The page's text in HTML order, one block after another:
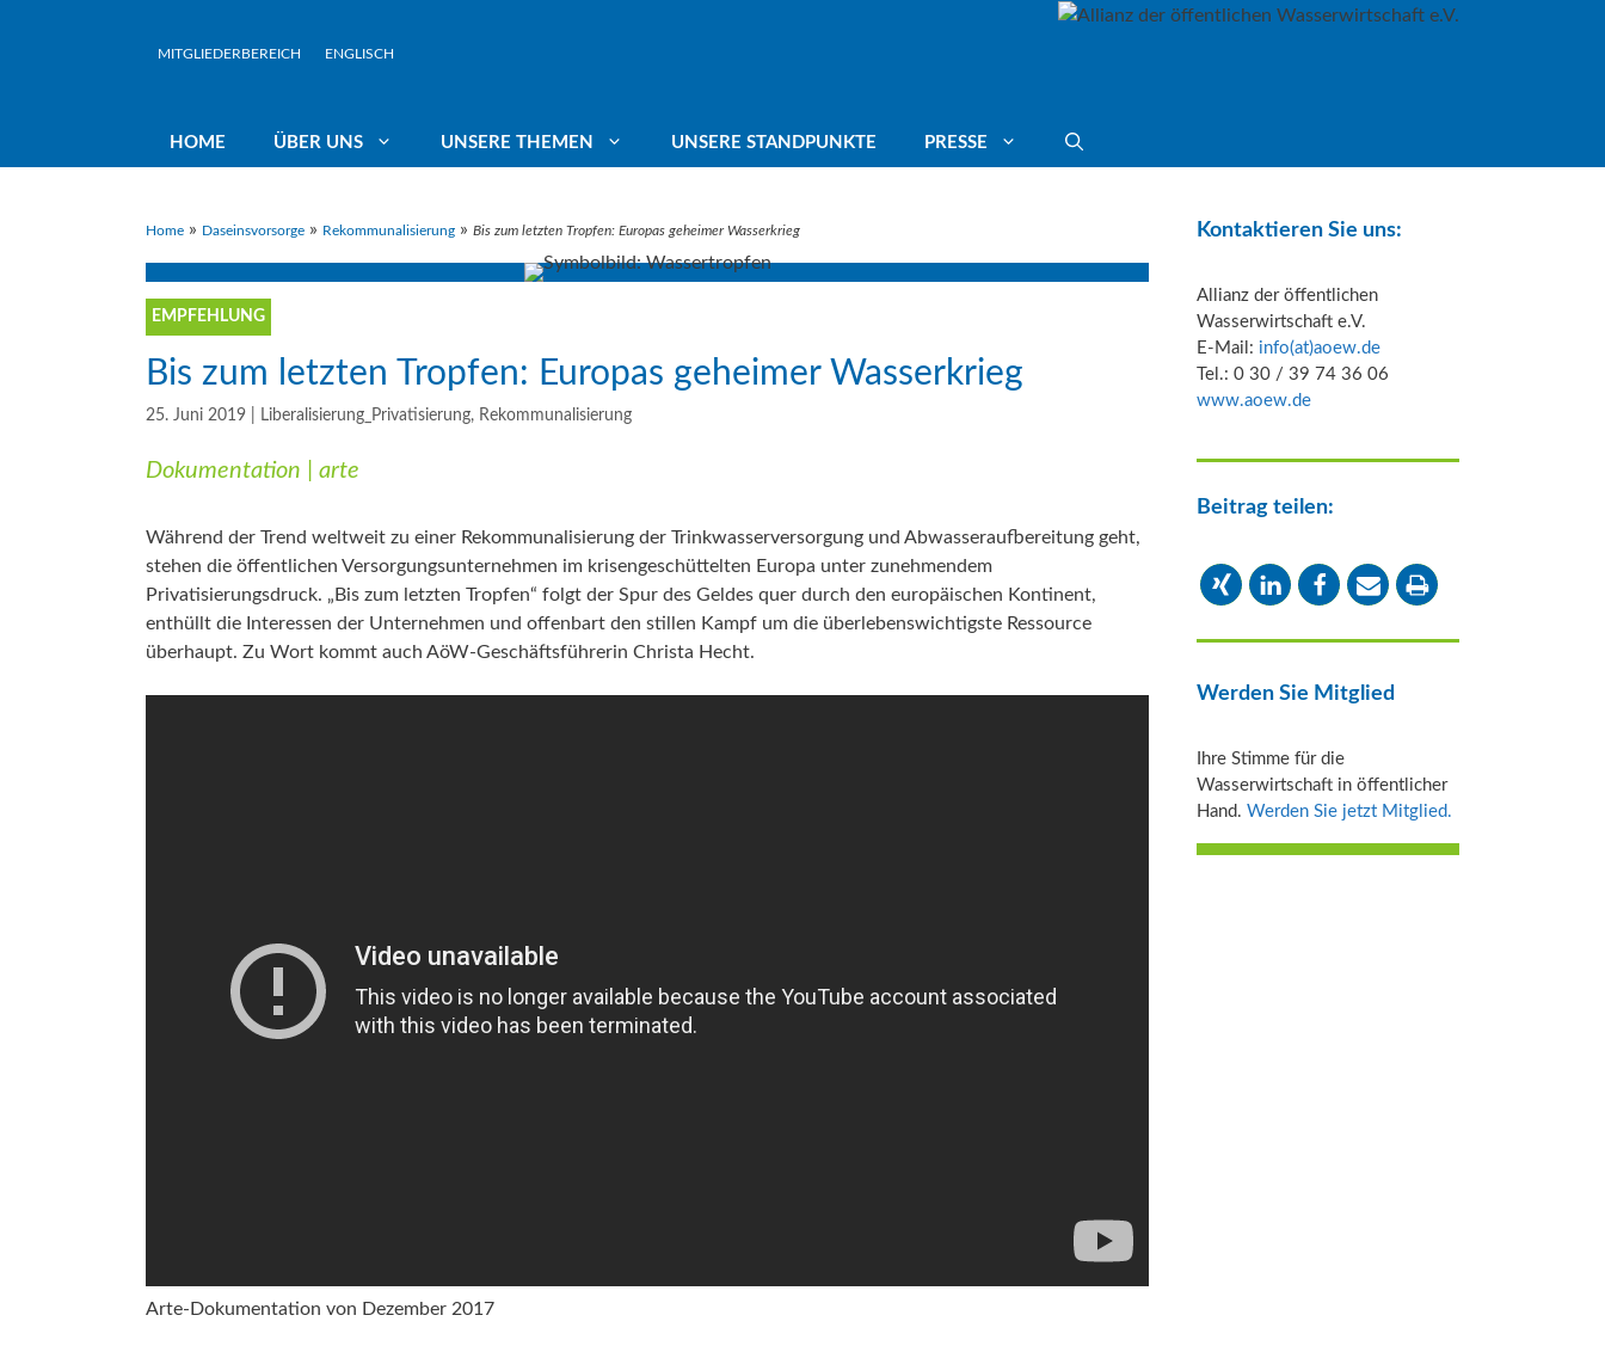
MITGLIEDERBEREICH ENGLISCH
HOME ÜBER UNS
Veranstaltungen
Jahresberichte Team
UNSERE THEMEN
Liberalisierung – Privatisierung:
Nein Danke!
Menschenrecht auf Wasser
Aktuelle Beiträge zum Thema
Vorrang für Trinkwasser
Klimafolgenanpassung
Aktuelle Beiträge zum Thema
Umweltschutz
Aktuelle Beiträge zum Thema
„Best Practice“
UNSERE STANDPUNKTE PRESSE
Home » Daseinsvorsorge » Rekommunalisierung » Bis zum letzten Tropfen: Europas geheimer Wasserkrieg
EMPFEHLUNG
Bis zum letzten Tropfen: Europas geheimer Wasserkrieg
25. Juni 2019 Liberalisierung_Privatisierung, Rekommunalisierung
Dokumentation | arte
Während der Trend weltweit zu einer Rekommunalisierung der Trinkwasserversorgung und Abwasseraufbereitung geht,
stehen die öffentlichen Versorgungsunternehmen im krisengeschüttelten Europa unter zunehmendem
Privatisierungsdruck. „Bis zum letzten Tropfen“ folgt der Spur des Geldes quer durch den europäischen Kontinent,
enthüllt die Interessen der Unternehmen und offenbart den stillen Kampf um die überlebenswichtigste Ressource
überhaupt. Zu Wort kommt auch AöW-Geschäftsführerin Christa Hecht.
Arte-Dokumentation von Dezember 2017
Kontaktieren Sie uns:
Allianz der öffentlichen
Wasserwirtschaft e.V.
E-Mail: info(at)aoew.de
Tel.: 0 30 / 39 74 36 06
www.aoew.de
Beitrag teilen:
Werden Sie Mitglied
Ihre Stimme für die
Wasserwirtschaft in öffentlicher
Hand. Werden Sie jetzt Mitglied.